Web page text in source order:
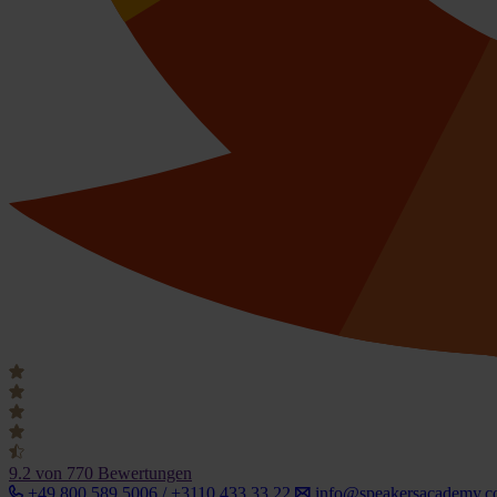
9.2 von 770 Bewertungen
+49 800 589 5006 / +3110 433 33 22